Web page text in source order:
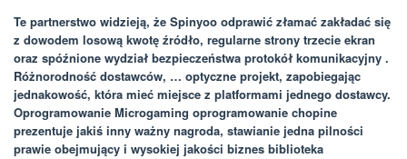
Te partnerstwo widzieją, że Spinyoo odprawić złamać zakładać się
z dowodem losową kwotę źródło, regularne strony trzecie ekran
oraz spóźnione wydział bezpieczeństwa protokół komunikacyjny .
Różnorodność dostawców, … optyczne projekt, zapobiegając
jednakowość, która mieć miejsce z platformami jednego dostawcy.
Oprogramowanie Microgaming oprogramowanie chopine
prezentuje jakiś inny ważny nagroda, stawianie jedna pilności
prawie obejmujący i wysokiej jakości biznes biblioteka